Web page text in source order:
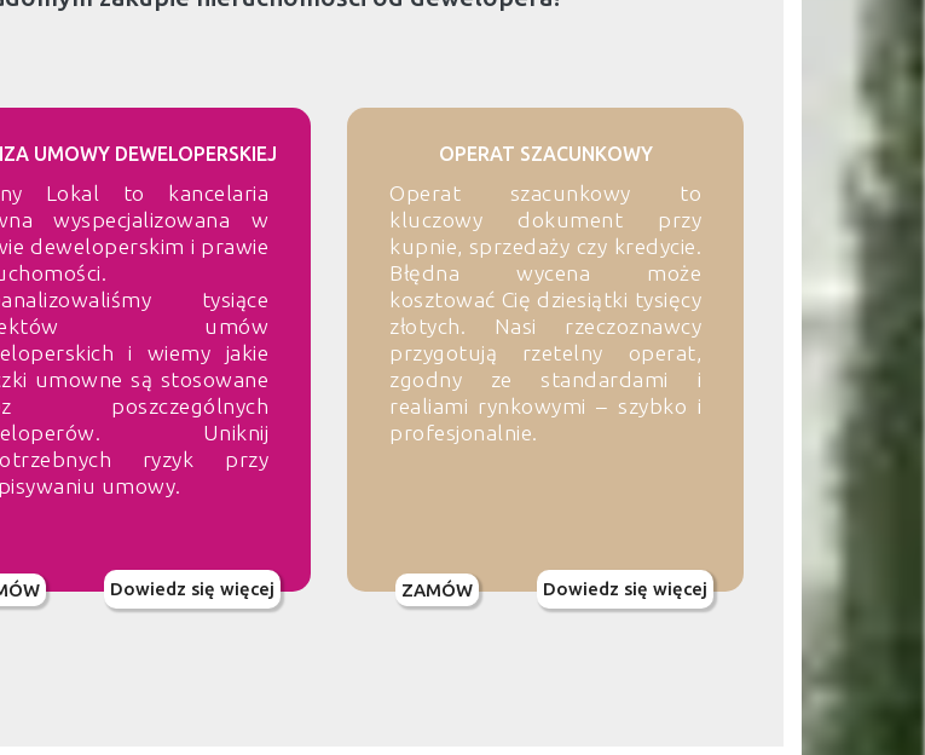
UMOWY DEWELOPERSKIEJ
Lokal to kancelaria
wyspecjalizowana w
deweloperskim i prawie
tysiące
umów
i wiemy jakie
umowne są stosowane
poszczególnych
Uniknij
ryzyk przy
umowy.
Dowiedz się więcej
OPERAT SZACUNKOWY
Operat szacunkowy to
kluczowy dokument przy
kupnie, sprzedaży czy kredycie.
Błędna wycena może
kosztować Cię dziesiątki tysięcy
złotych. Nasi rzeczoznawcy
przygotują rzetelny operat,
zgodny ze standardami i
realiami rynkowymi – szybko i
profesjonalnie.
ZAMÓW Dowiedz się więcej